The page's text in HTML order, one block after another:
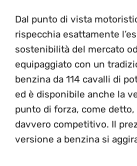
Dal punto di vista
rispecchia esattamente
sostenibilità del mercato
equipaggiato con un
benzina da 114 cavalli di
ed è disponibile anche la
punto di forza, come
davvero competitivo. Il
versione a benzina si